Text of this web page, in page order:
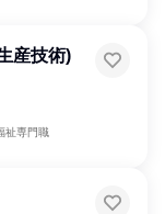
産技術)
祉専門職